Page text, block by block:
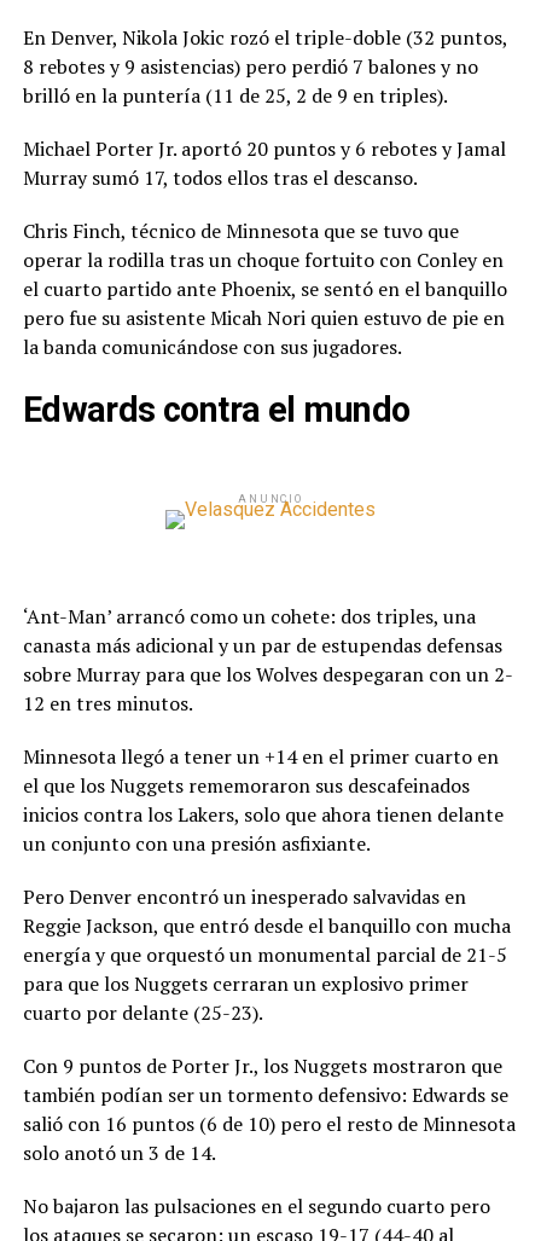
En Denver, Nikola Jokic rozó el triple-doble (32 puntos,
8 rebotes y 9 asistencias) pero perdió 7 balones y no
brilló en la puntería (11 de 25, 2 de 9 en triples).
Michael Porter Jr. aportó 20 puntos y 6 rebotes y Jamal
Murray sumó 17, todos ellos tras el descanso.
Chris Finch, técnico de Minnesota que se tuvo que
operar la rodilla tras un choque fortuito con Conley en
el cuarto partido ante Phoenix, se sentó en el banquillo
pero fue su asistente Micah Nori quien estuvo de pie en
la banda comunicándose con sus jugadores.
Edwards contra el mundo
ANUNCIO
‘Ant-Man’ arrancó como un cohete: dos triples, una
canasta más adicional y un par de estupendas defensas
sobre Murray para que los Wolves despegaran con un 2-
12 en tres minutos.
Minnesota llegó a tener un +14 en el primer cuarto en
el que los Nuggets rememoraron sus descafeinados
inicios contra los Lakers, solo que ahora tienen delante
un conjunto con una presión asfixiante.
Pero Denver encontró un inesperado salvavidas en
Reggie Jackson, que entró desde el banquillo con mucha
energía y que orquestó un monumental parcial de 21-5
para que los Nuggets cerraran un explosivo primer
cuarto por delante (25-23).
Con 9 puntos de Porter Jr., los Nuggets mostraron que
también podían ser un tormento defensivo: Edwards se
salió con 16 puntos (6 de 10) pero el resto de Minnesota
solo anotó un 3 de 14.
No bajaron las pulsaciones en el segundo cuarto pero
los ataques se secaron: un escaso 19-17 (44-40 al